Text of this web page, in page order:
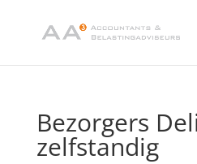
Bezorgers
zelfstandig